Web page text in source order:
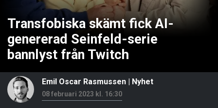
Transfobiska skämt fick AI-
genererad Seinfeld-serie
bannlyst från Twitch
Emil Oscar Rasmussen Nyhet
08 februari 2023 kl. 16:30